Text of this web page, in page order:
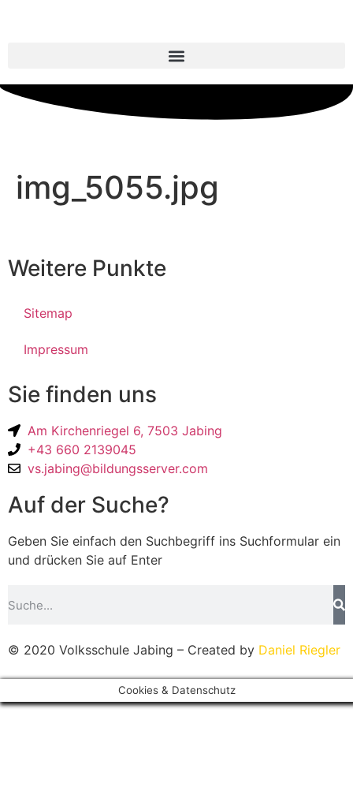
img_5055.jpg
Weitere Punkte
Sitemap
Impressum
Sie finden uns
Am Kirchenriegel 6, 7503 Jabing
+43 660 2139045
vs.jabing@bildungsserver.com
Auf der Suche?
Geben Sie einfach den Suchbegriff ins Suchformular ein
und drücken Sie auf Enter
© 2020 Volksschule Jabing – Created by Daniel Riegler
Cookies & Datenschutz